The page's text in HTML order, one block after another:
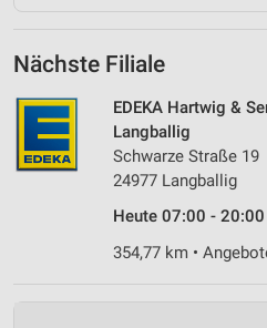
Nächste Filiale
EDEKA Hartwig &
Langballig
Schwarze Straße 19
24977 Langballig
Heute 07:00 - 20:00
354,77 km •